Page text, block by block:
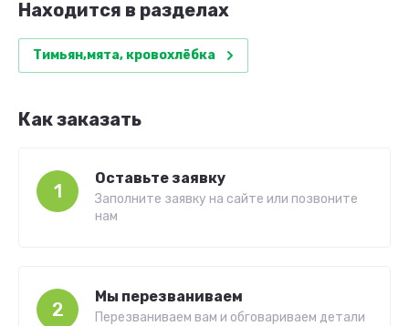
Находится в разделах
Тимьян,мята, кровохлёбка
Как заказать
1
Оставьте заявку
Заполните заявку на сайте или позвоните
нам
2
Мы перезваниваем
Перезваниваем вам и обговариваем детали